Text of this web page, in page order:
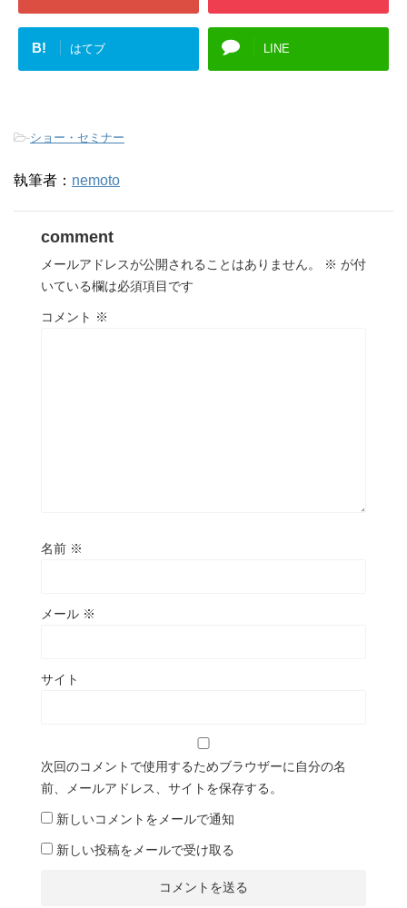
B! はてブ LINE
-ショー・セミナー
執筆者： nemoto
comment
メールアドレスが公開されることはありません。 ※ が付
いている欄は必須項目です
コメント ※
名前 ※
メール ※
サイト
次回のコメントで使用するためブラウザーに自分の名
前、メールアドレス、サイトを保存する。
新しいコメントをメールで通知
新しい投稿をメールで受け取る